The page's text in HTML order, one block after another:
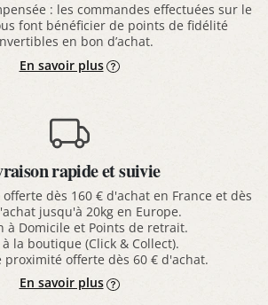
: les commandes effectuées sur le
font bénéficier de points de fidélité
en bon d’achat.
En savoir plus
rapide et suivie
dès 160 € d'achat en France et dès
jusqu'à 20kg en Europe.
à Domicile et Points de retrait.
la boutique (Click & Collect).
proximité offerte dès 60 € d'achat.
En savoir plus